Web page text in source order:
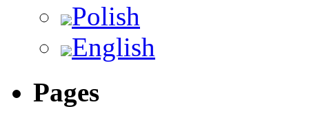
Polish
English
Pages